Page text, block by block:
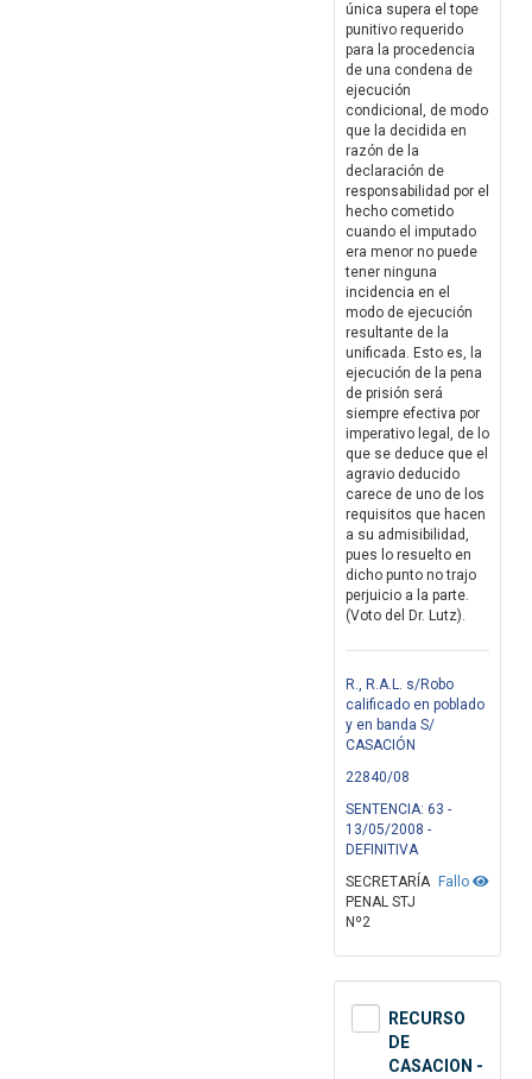
única supera el tope
punitivo requerido
para la procedencia
de una condena de
ejecución
condicional, de modo
que la decidida en
razón de la
declaración de
responsabilidad por el
hecho cometido
cuando el imputado
era menor no puede
tener ninguna
incidencia en el
modo de ejecución
resultante de la
unificada. Esto es, la
ejecución de la pena
de prisión será
siempre efectiva por
imperativo legal, de lo
que se deduce que el
agravio deducido
carece de uno de los
requisitos que hacen
a su admisibilidad,
pues lo resuelto en
dicho punto no trajo
perjuicio a la parte.
(Voto del Dr. Lutz).
R., R.A.L. s/Robo
calificado en poblado
y en banda S/
CASACIÓN
22840/08
SENTENCIA: 63 -
13/05/2008 -
DEFINITIVA
Fallo
SECRETARÍA
PENAL STJ
Nº2
RECURSO
DE
CASACION -